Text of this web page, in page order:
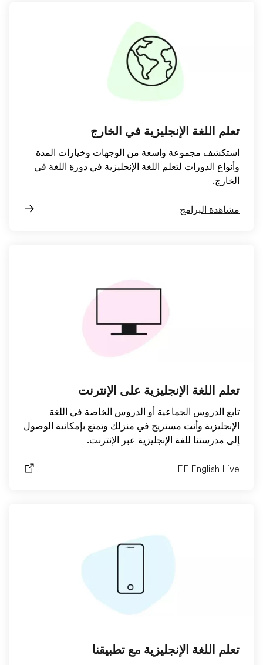
تعلم اللغة الإنجليزية في الخارج
استكشف مجموعة واسعة من الوجهات وخيارات المدة
وأنواع الدورات لتعلم اللغة الإنجليزية في دورة اللغة في
الخارج.
مشاهدة البرامج
تعلم اللغة الإنجليزية على الإنترنت
تابع الدروس الجماعية أو الدروس الخاصة في اللغة
الإنجليزية وأنت مستريح في منزلك وتمتع بإمكانية الوصول
إلى مدرستنا للغة الإنجليزية عبر الإنترنت.
EF English Live
تعلم اللغة الإنجليزية مع تطبيقنا